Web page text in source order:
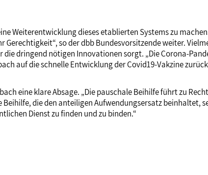
Weiterentwicklung dieses etablierten Systems zu
so der dbb Bundesvorsitzende weiter.
dringend nötigen Innovationen sorgt. „Die Corona-
auf die schnelle Entwicklung der Covid19-Vakzine
eine klare Absage. „Die pauschale Beihilfe führt zu
die den anteiligen Aufwendungsersatz
Dienst zu finden und zu binden.“